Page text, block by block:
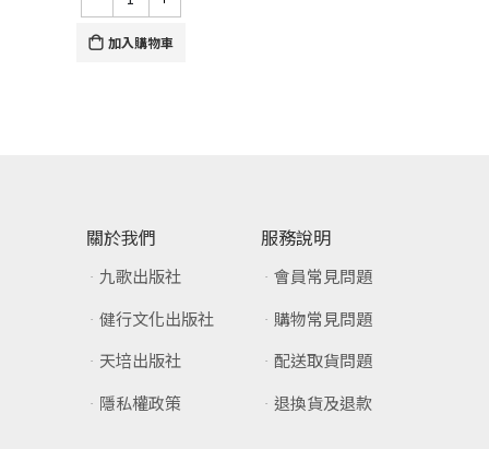
加入購物車
關於我們
九歌出版社
健行文化出版社
天培出版社
隱私權政策
服務說明
會員常見問題
購物常見問題
配送取貨問題
退換貨及退款